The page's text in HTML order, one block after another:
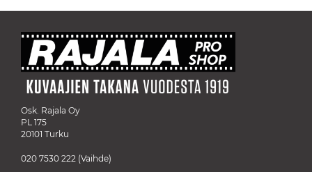
Osk. Rajala Oy
PL 175
20101 Turku
020 7530 222 (Vaihde)